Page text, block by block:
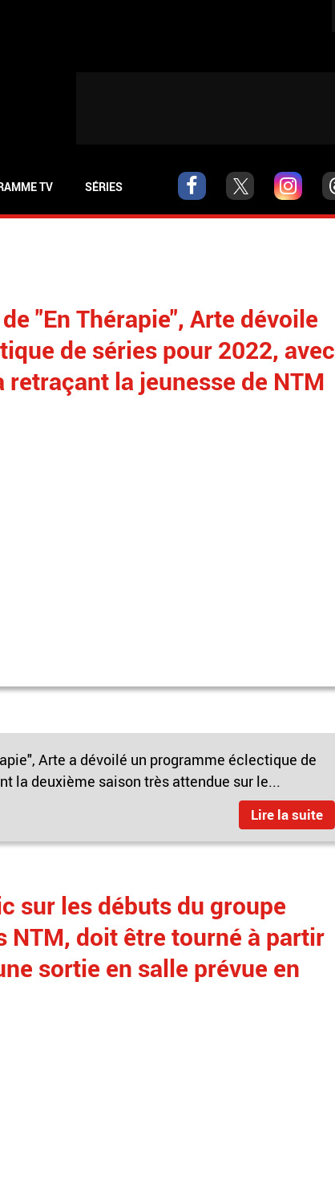
TV SÉRIES
"En Thérapie", Arte dévoile
de séries pour 2022, avec
la jeunesse de NTM
Arte a dévoilé un programme éclectique de
la deuxième saison très attendue sur le...
Lire la suite
sur les débuts du groupe
NTM, doit être tourné à partir
sortie en salle prévue en